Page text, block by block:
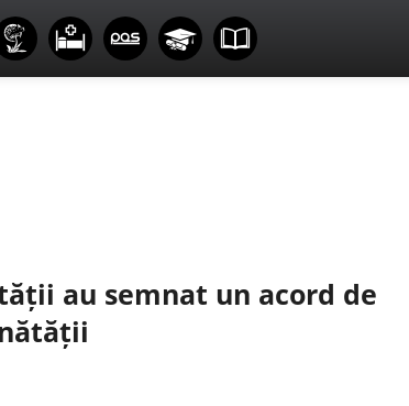
au semnat un acord de